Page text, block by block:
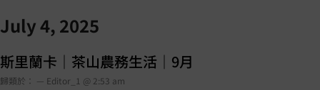
July 4, 2025
斯里蘭卡｜茶山農務生活｜9月
歸類於： — Editor_1 @ 2:53 am